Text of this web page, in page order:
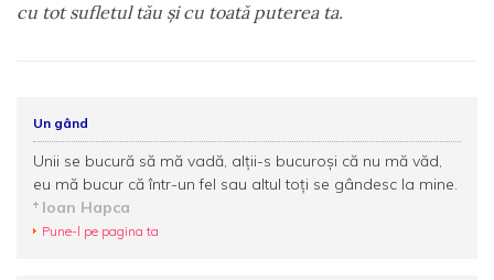
cu tot sufletul tău şi cu toată puterea ta.
Un gând
Unii se bucură să mă vadă, alții-s bucuroși că nu mă văd,
eu mă bucur că într-un fel sau altul toți se gândesc la mine.
Ioan Hapca
Pune-l pe pagina ta